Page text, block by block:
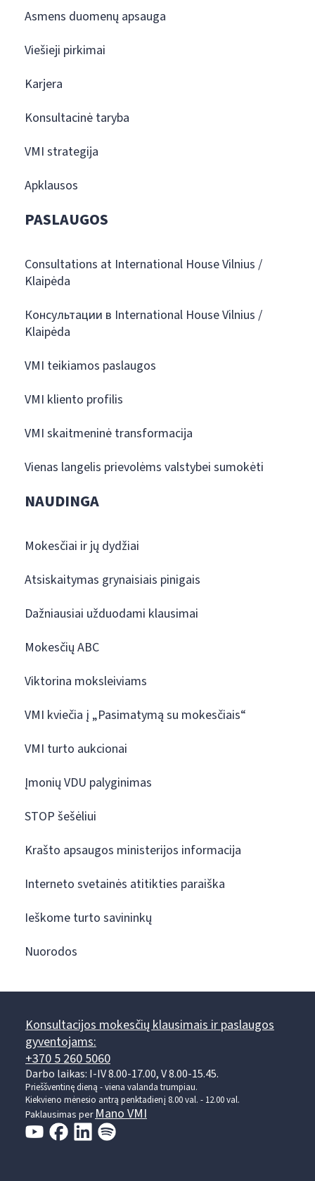
Asmens duomenų apsauga
Viešieji pirkimai
Karjera
Konsultacinė taryba
VMI strategija
Apklausos
PASLAUGOS
Consultations at International House Vilnius /
Klaipėda
Консультации в International House Vilnius /
Klaipėda
VMI teikiamos paslaugos
VMI kliento profilis
VMI skaitmeninė transformacija
Vienas langelis prievolėms valstybei sumokėti
NAUDINGA
Mokesčiai ir jų dydžiai
Atsiskaitymas grynaisiais pinigais
Dažniausiai užduodami klausimai
Mokesčių ABC
Viktorina moksleiviams
VMI kviečia į „Pasimatymą su mokesčiais“
VMI turto aukcionai
Įmonių VDU palyginimas
STOP šešėliui
Krašto apsaugos ministerijos informacija
Interneto svetainės atitikties paraiška
Ieškome turto savininkų
Nuorodos
Konsultacijos mokesčių klausimais ir paslaugos
gyventojams:
+370 5 260 5060
Darbo laikas: I-IV 8.00-17.00, V 8.00-15.45.
Prieššventinę dieną - viena valanda trumpiau.
Kiekvieno mėnesio antrą penktadienį 8.00 val. - 12.00 val.
Paklausimas perMano VMI